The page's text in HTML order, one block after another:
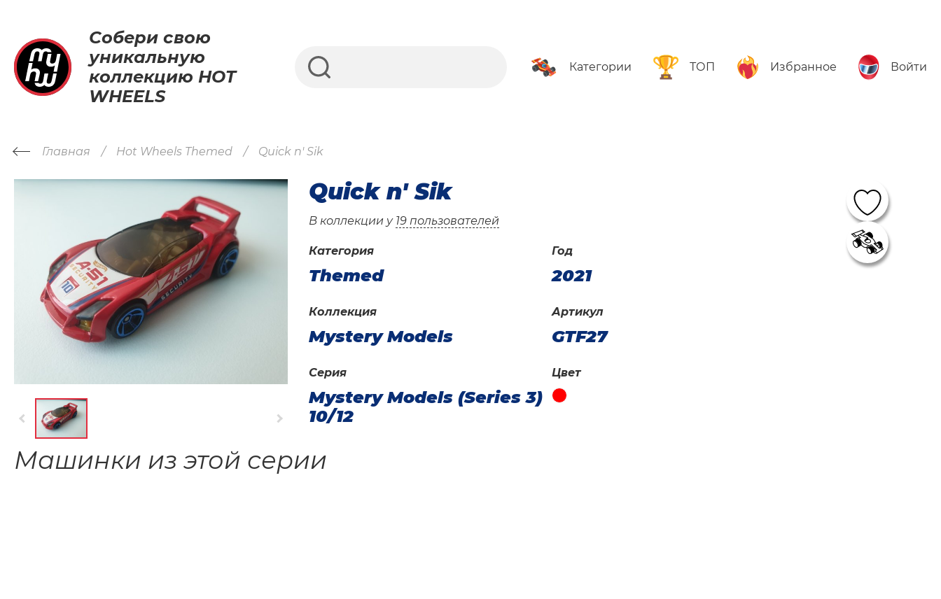
Собери свою
уникальную
коллекцию HOT
WHEELS
Категории ТОП Избранное Войти
Главная Hot Wheels Themed Quick n' Sik
Quick n' Sik
В коллекции у 19 пользователей
Категория
Themed
Год
2021
Коллекция
Mystery Models
Артикул
GTF27
Серия
Mystery Models (Series 3)
10/12
Цвет
Машинки из этой серии